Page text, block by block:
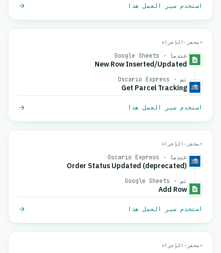
استخدم سير العمل هذا
⚡ محفز →الإجراء
عندما · Google Sheets
New Row Inserted/Updated
ثم · Oscario Express
Get Parcel Tracking
استخدم سير العمل هذا
⚡ محفز →الإجراء
عندما · Oscario Express
Order Status Updated (deprecated)
ثم · Google Sheets
Add Row
استخدم سير العمل هذا
⚡ محفز →الإجراء